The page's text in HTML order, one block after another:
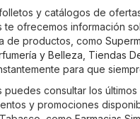
y catálogos de
te ofrecemos información
de productos, como
y Belleza Tiendas
para que
puedes consultar los
y promociones